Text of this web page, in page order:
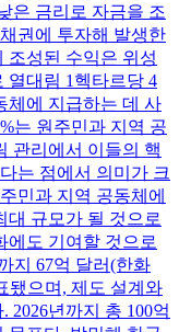
은 금리로 자금을 조
권에 투자해 발생한
조성된 수익은 위성
열대림 1헥타르당 4
체에 지급하는 데 사
는 원주민과 지역 공
관리에서 이들의 핵
는 점에서 의미가 크
민과 지역 공동체에
대 규모가 될 것으로
에도 기여할 것으로
지 67억 달러(한화
됐으며, 제도 설계와
2026년까지 총 100억